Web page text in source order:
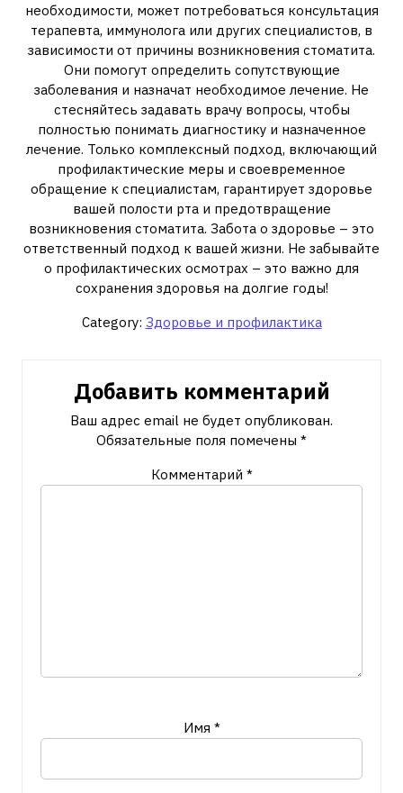
необходимости, может потребоваться консультация
терапевта, иммунолога или других специалистов, в
зависимости от причины возникновения стоматита.
Они помогут определить сопутствующие
заболевания и назначат необходимое лечение. Не
стесняйтесь задавать врачу вопросы, чтобы
полностью понимать диагностику и назначенное
лечение. Только комплексный подход, включающий
профилактические меры и своевременное
обращение к специалистам, гарантирует здоровье
вашей полости рта и предотвращение
возникновения стоматита. Забота о здоровье – это
ответственный подход к вашей жизни. Не забывайте
о профилактических осмотрах – это важно для
сохранения здоровья на долгие годы!
Category: Здоровье и профилактика
Добавить комментарий
Ваш адрес email не будет опубликован.
Обязательные поля помечены *
Комментарий *
Имя *